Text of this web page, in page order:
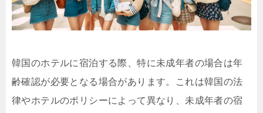
韓国のホテルに宿泊する際、特に未成年者の場合は年
齢確認が必要となる場合があります。これは韓国の法
律やホテルのポリシーによって異なり、未成年者の宿